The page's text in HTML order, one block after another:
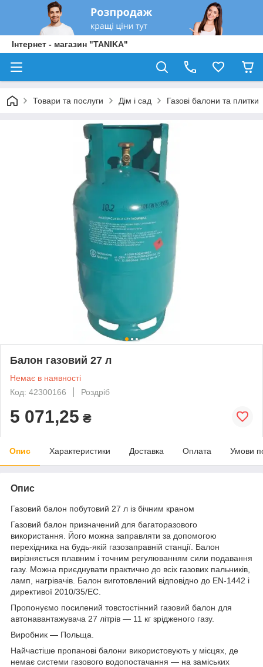
Інтернет - магазин "TANIKA"
Товари та послуги Дім і сад Газові балони та плитки
Балон газовий 27 л
Немає в наявності
Код: 42300166
Роздріб
5 071,25 ₴
Опис Характеристики Доставка Оплата Умови
Опис
Газовий балон побутовий 27 л із бічним краном
Газовий балон призначений для багаторазового
використання. Його можна заправляти за допомогою
перехідника на будь-якій газозаправній станції. Балон
вирізняється плавним і точним регулюванням сили подавання
газу. Можна приєднувати практично до всіх газових пальників,
ламп, нагрівачів. Балон виготовлений відповідно до EN-1442 і
директивої 2010/35/EC.
Пропонуємо посилений товстостінний газовий балон для
автонавантажувача 27 літрів — 11 кг зрідженого газу.
Виробник — Польща.
Найчастіше пропанові балони використовують у місцях, де
немає системи газового водопостачання — на заміських